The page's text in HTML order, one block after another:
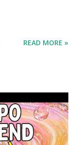
READ MORE »